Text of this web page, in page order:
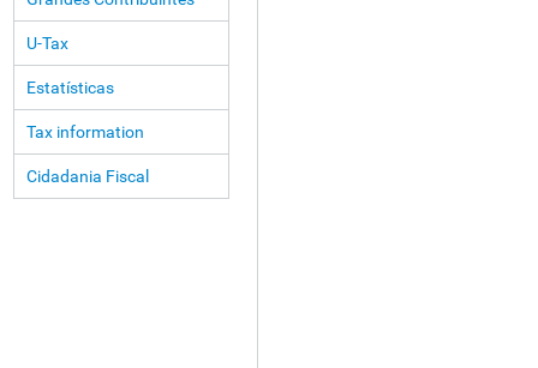
U-Tax
Estatísticas
Tax information
Cidadania Fiscal